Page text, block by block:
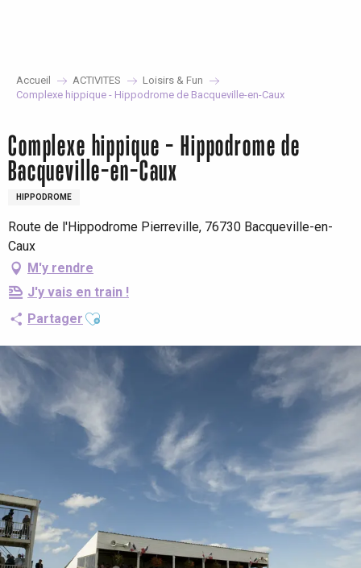
Accueil ACTIVITES
Loisirs & Fun
Complexe hippique - Hippodrome de Bacqueville-en-Caux
Complexe hippique - Hippodrome de
Bacqueville-en-Caux
HIPPODROME
Route de l'Hippodrome Pierreville, 76730 Bacqueville-en-
Caux
M'y rendre
J'y vais en train !
Partager Ajouter aux favoris